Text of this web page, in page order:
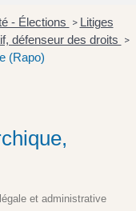
- Élections > Litiges
défenseur des droits >
(Rapo)
et administrative